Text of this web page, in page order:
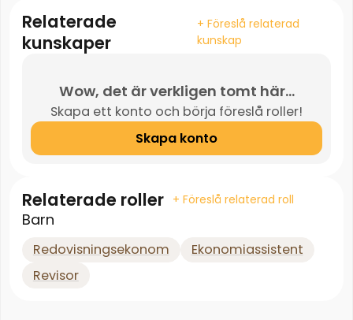
Relaterade
kunskaper
+ Föreslå relaterad
kunskap
Wow, det är verkligen tomt här...
Skapa ett konto och börja föreslå roller!
Skapa konto
Relaterade roller + Föreslå relaterad roll
Barn
Redovisningsekonom
Ekonomiassistent
Revisor